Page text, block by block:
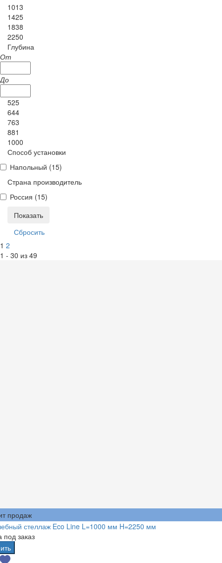
1013
1425
1838
2250
Глубина
От
До
525
644
763
881
1000
Способ установки
Напольный (15)
Страна производитель
Россия (15)
1 2
1 - 30 из 49
продаж
стеллаж Eco Line L=1000 мм H=2250 мм
под заказ